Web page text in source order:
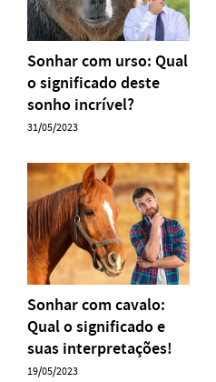
Sonhar com urso: Qual
o significado deste
sonho incrível?
31/05/2023
Sonhar com cavalo:
Qual o significado e
suas interpretações!
19/05/2023